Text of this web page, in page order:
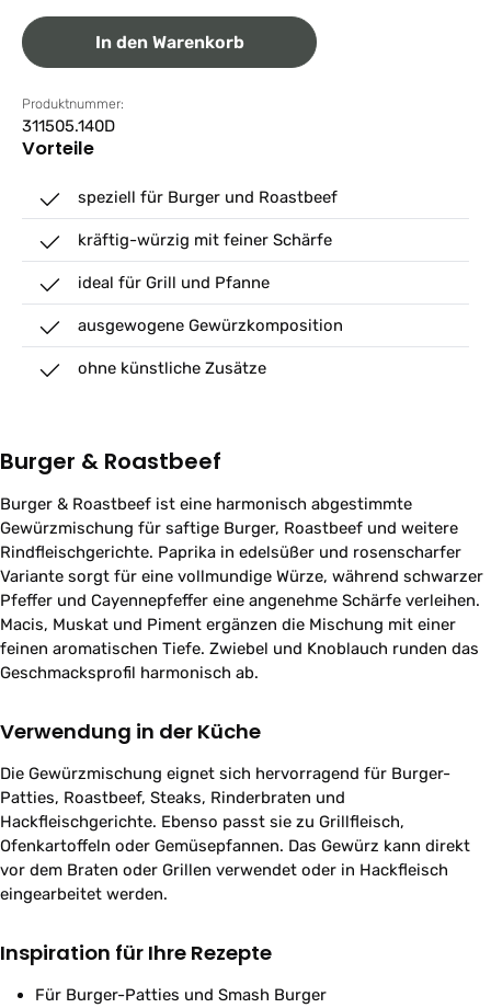
In den Warenkorb
Produktnummer:
311505.140D
Vorteile
speziell für Burger und Roastbeef
kräftig-würzig mit feiner Schärfe
ideal für Grill und Pfanne
ausgewogene Gewürzkomposition
ohne künstliche Zusätze
Burger & Roastbeef
Burger & Roastbeef ist eine harmonisch abgestimmte
Gewürzmischung für saftige Burger, Roastbeef und weitere
Rindfleischgerichte. Paprika in edelsüßer und rosenscharfer
Variante sorgt für eine vollmundige Würze, während schwarzer
Pfeffer und Cayennepfeffer eine angenehme Schärfe verleihen.
Macis, Muskat und Piment ergänzen die Mischung mit einer
feinen aromatischen Tiefe. Zwiebel und Knoblauch runden das
Geschmacksprofil harmonisch ab.
Verwendung in der Küche
Die Gewürzmischung eignet sich hervorragend für Burger-
Patties, Roastbeef, Steaks, Rinderbraten und
Hackfleischgerichte. Ebenso passt sie zu Grillfleisch,
Ofenkartoffeln oder Gemüsepfannen. Das Gewürz kann direkt
vor dem Braten oder Grillen verwendet oder in Hackfleisch
eingearbeitet werden.
Inspiration für Ihre Rezepte
Für Burger-Patties und Smash Burger